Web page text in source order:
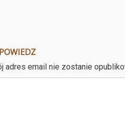
adres email nie zostanie